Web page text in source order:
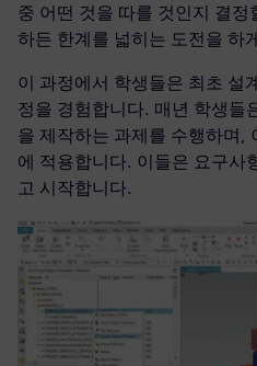
중 어떤 것을 따를 것인지 결
하든 한계를 넓히는 도전을 하
이 과정에서 학생들은 최초 설
정을 경험합니다. 매년 학생들
을 제작하는 과제를 수행하며,
에 적용합니다. 이들은 요구사
고 시작합니다.